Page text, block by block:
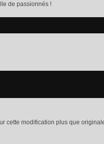
de passionnés !
cette modification plus que